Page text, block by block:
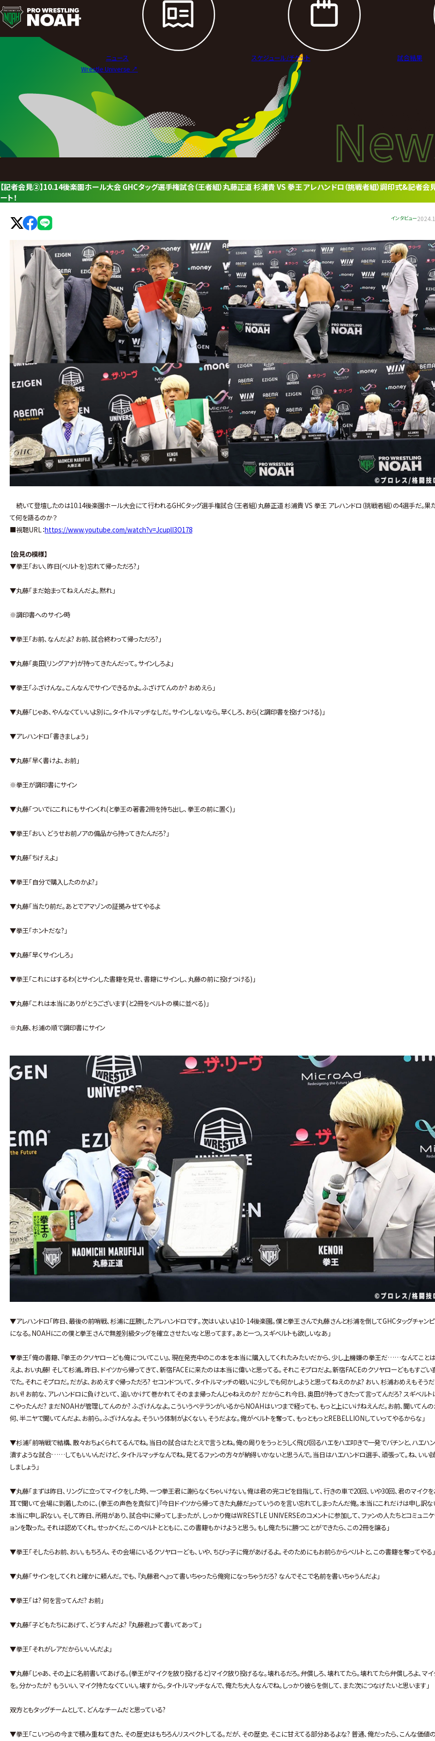
ニ
ュ
レ
ス
リ
ン
グ・
ト
ニュース スケジュール/チケット
試合結果
Wrestle Universe ↗︎
ニ
【記者会見②】10.14後楽園ホール大会 GHCタッグ選手権試合（王者組）丸藤正道 杉浦貴 VS 拳王 アレハンドロ（挑戦者組）調印式&記者会
ート！
インタビュー
続いて登壇したのは10.14後楽園ホール大会にて行われるGHCタッグ選手権試合（王者組）丸藤正道 杉浦貴 VS 拳王 アレハンドロ（挑戦者組）の4選手だ。果
て何を語るのか？
■視聴URL：https://www.youtube.com/watch?v=JcuplI3O178
【会見の模様】
▼拳王｢おい､昨日(ベルトを)忘れて帰っただろ?｣
▼丸藤｢まだ始まってねえんだよ｡黙れ｣
※調印書へのサイン時
▼拳王｢お前､なんだよ? お前､試合終わって帰っただろ?｣
▼丸藤｢奥田(リングアナ)が持ってきたんだって｡サインしろよ｣
▼拳王｢ふざけんな｡こんなんでサインできるかよ｡ふざけてんのか? おめえら｣
▼丸藤｢じゃあ､やんなくていいよ別に｡タイトルマッチなしだ｡サインしないなら｡早くしろ､おら(と調印書を投げつける)｣
▼アレハンドロ｢書きましょう｣
▼丸藤｢早く書けよ､お前｣
※拳王が調印書にサイン
▼丸藤｢ついでにこれにもサインくれ(と拳王の著書2冊を持ち出し､拳王の前に置く)｣
▼拳王｢おい､どうせお前ノアの備品から持ってきたんだろ?｣
▼丸藤｢ちげえよ｣
▼拳王｢自分で購入したのかよ?｣
▼丸藤｢当たり前だ｡あとでアマゾンの証拠みせてやるよ
▼拳王｢ホントだな?｣
▼丸藤｢早くサインしろ｣
▼拳王｢これにはするわ(とサインした書籍を見せ､書籍にサインし､丸藤の前に投げつける)｣
▼丸藤｢これは本当にありがとうございます(と2冊をベルトの横に並べる)｣
※丸藤､杉浦の順で調印書にサイン
▼アレハンドロ｢昨日､最後の前哨戦､杉浦に圧勝したアレハンドロです｡次はいよいよ10･14後楽園｡僕と拳王さんで丸藤さんと杉浦を倒してGHCタッグチャン
になる｡NOAHにこの僕と拳王さんで無差別級タッグを確立させたいなと思ってます｡あと一つ｡スギベルトも欲しいなあ｣
▼拳王｢俺の書籍､『拳王のクソヤローども俺についてこい』､現在発売中のこの本を本当に購入してくれたみたいだから､少し上機嫌の拳王だ……なんてこと
えよ､おい丸藤! そして杉浦｡昨日､ドイツから帰ってきて､新宿FACEに来たのは本当に偉いと思ってる｡それこそプロだよ｡新宿FACEのクソヤローどももすごい
でた｡それこそプロだ｡だがよ､おめえすぐ帰っただろ? セコンドついて､タイトルマッチの戦いに少しでも何かしようと思ってねえのかよ? おい､杉浦おめえもそう
おい!! お前な､アレハンドロに負けといて､追いかけて巻かれてそのまま帰ったんじゃねえのか? だからこれ今日､奥田が持ってきたって言ってんだろ? スギベルト
こやったんだ? まだNOAHが管理してんのか? ふざけんなよ｡こういうベテランがいるからNOAHはいつまで経っても､もっと上にいけねえんだ｡お前､聞いてん
何､半ニヤで聞いてんだよ､お前ら｡ふざけんなよ｡そういう体制がよくない｡そうだよな｡俺がベルトを奪って､もっともっとREBELLIONしていってやるからな｣
▼杉浦｢前哨戦で結構､散々おちょくられてるんでね｡当日の試合はたとえで言うとね｡俺の周りをうっとうしく飛び回るハエをハエ叩きで一発でバチンと､ハエハ
潰すような試合……してもいいんだけど､タイトルマッチなんでね｡見てるファンの方々が納得いかないと思うんで｡当日はハエハンドロ選手､頑張って｡ね､いい
しましょう｣
▼丸藤｢まずは昨日､リングに立ってマイクをした時､一つ拳王君に謝らなくちゃいけない｡俺は君の完コピを目指して､行きの車で20回､いや30回､君のマイク
耳で聞いて会場に到着したのに､(拳王の声色を真似て)『今日ドイツから帰ってきた丸藤だ』っていうのを言い忘れてしまったんだ俺｡本当にこれだけは申し訳な
本当に申し訳ない｡そして昨日､所用があり､試合中に帰ってしまったが､しっかり俺はWRESTLE UNIVERSEのコメントに参加して､ファンの人たちとコミュニ
ョンを取った｡それは認めてくれ｡せっかくだ｡このベルトとともに､この書籍もかけようと思う｡もし俺たちに勝つことができたら､この2冊を譲る｣
▼拳王｢そしたらお前､おい｡もちろん､その会場にいるクソヤローども､いや､ちびっ子に俺があげるよ｡そのためにもお前らからベルトと､この書籍を奪ってやる
▼丸藤｢サインをしてくれと確かに頼んだ｡でも､『丸藤君へ』って書いちゃったら俺宛になっちゃうだろ? なんでそこで名前を書いちゃうんだよ｣
▼拳王｢は? 何を言ってんだ? お前｣
▼丸藤｢子どもたちにあげて､どうすんだよ? 『丸藤君』って書いてあって｣
▼拳王｢それがレアだからいいんだよ｣
▼丸藤｢じゃあ､その上に名前書いてあげる｡(拳王がマイクを放り投げると)マイク放り投げるな｡壊れるだろ｡弁償しろ､壊れてたら｡壊れてたら弁償しろよ､マイ
を｡分かったか? もういい､マイク持たなくていい｡壊すから｡タイトルマッチなんで､俺たち大人なんでね｡しっかり彼らを倒して､また次につなげたいと思います｣
――双方ともタッグチームとして､どんなチームだと思っている?
▼拳王｢こいつらの今まで積み重ねてきた､その歴史はもちろんリスペクトしてる｡だが､その歴史､そこに甘えてる部分あるよな? 普通､俺だったら､こんな価値